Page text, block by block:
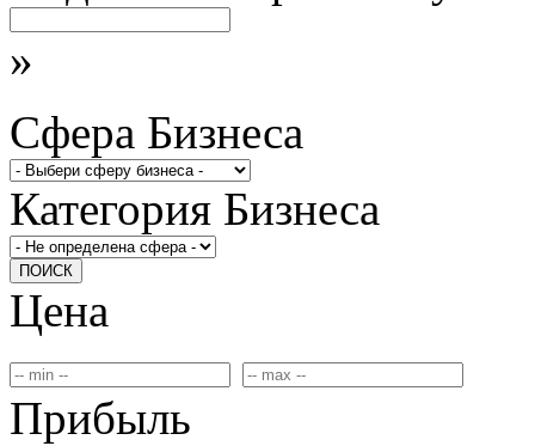
»
Сфера Бизнеса
Категория Бизнеса
ПОИСК
Цена
Прибыль